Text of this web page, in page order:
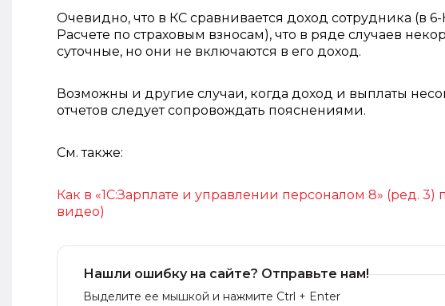
Очевидно, что в КС сравнивается доход сотрудника (в
Расчете по страховым взносам), что в ряде случаев
суточные, но они не включаются в его доход.
Возможны и другие случаи, когда доход и выплаты
отчетов следует сопровождать пояснениями.
См. также:
Как в «1С:Зарплате и управлении персоналом 8» (ред.
видео)
Нашли ошибку на сайте? Отправьте нам!
Выделите ее мышкой и нажмите Ctrl + Enter